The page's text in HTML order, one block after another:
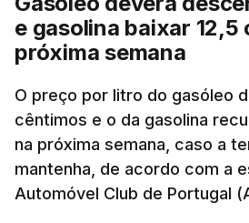
e gasolina baixar 12,5
próxima semana
O preço por litro do gasóleo
cêntimos e o da gasolina
na próxima semana, caso a
mantenha, de acordo com a
Automóvel Club de Portugal